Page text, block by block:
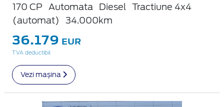
170 CP Automata Diesel
Tractiune 4x4
(automat)
34.000km
36.179 EUR
TVA deductibil
Vezi mașina